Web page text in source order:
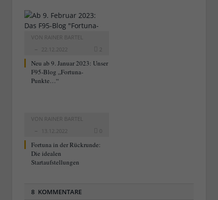
VON RAINER BARTEL
22.12.2022
2
Neu ab 9. Januar 2023: Unser
F95-Blog „Fortuna-
Punkte…“
VON RAINER BARTEL
13.12.2022
0
Fortuna in der Rückrunde:
Die idealen
Startaufstellungen
8 KOMMENTARE